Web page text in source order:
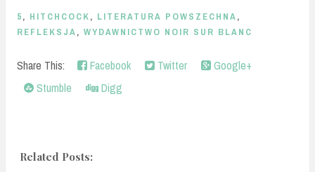
5, HITCHCOCK, LITERATURA POWSZECHNA,
REFLEKSJA, WYDAWNICTWO NOIR SUR BLANC
Share This: Facebook Twitter
Google+
Stumble
Digg
Related Posts: